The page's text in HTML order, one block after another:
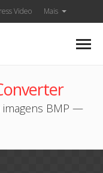
Video Mais
imagens BMP —